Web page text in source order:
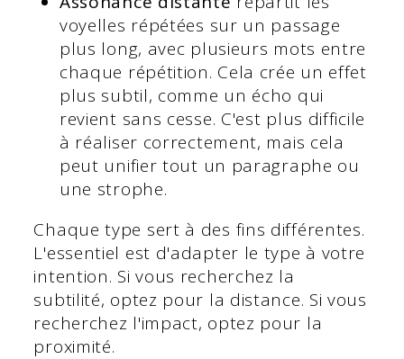
voyelles répétées sur un passage
plus long, avec plusieurs mots entre
chaque répétition. Cela crée un effet
plus subtil, comme un écho qui
revient sans cesse. C'est plus difficile
à réaliser correctement, mais cela
peut unifier tout un paragraphe ou
une strophe.
Chaque type sert à des fins différentes.
L'essentiel est d'adapter le type à votre
intention. Si vous recherchez la
subtilité, optez pour la distance. Si vous
recherchez l'impact, optez pour la
proximité.